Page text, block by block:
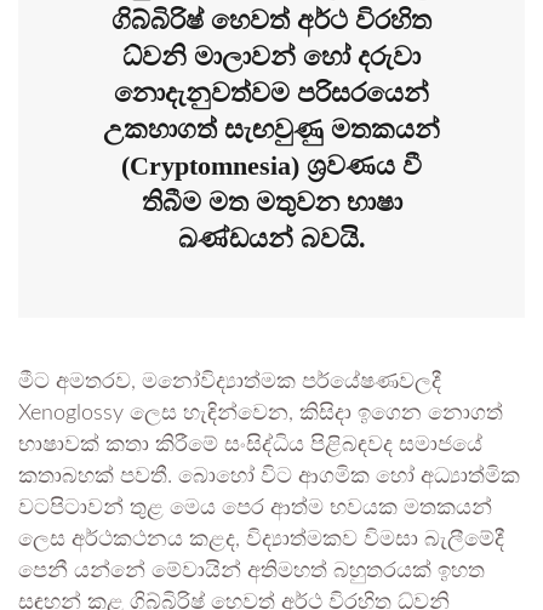
ගිබ්බිරිෂ් හෙවත් අර්ථ විරහිත
ධ්වනි මාලාවන් හෝ දරුවා
නොදැනුවත්වම පරිසරයෙන්
උකහාගත් සැඟවුණු මතකයන්
(Cryptomnesia) ශ්‍රවණය වී
තිබීම මත මතුවන භාෂා
ඛණ්ඩයන් බවයි.
මීට අමතරව, මනෝවිද්‍යාත්මක පර්යේෂණවලදී
Xenoglossy ලෙස හැඳින්වෙන, කිසිදා ඉගෙන නොගත්
භාෂාවක් කතා කිරීමේ සංසිද්ධිය පිළිබඳවද සමාජයේ
කතාබහක් පවතී. බොහෝ විට ආගමික හෝ අධ්‍යාත්මික
වටපිටාවන් තුළ මෙය පෙර ආත්ම භවයක මතකයන්
ලෙස අර්ථකථනය කළද, විද්‍යාත්මකව විමසා බැලීමේදී
පෙනී යන්නේ මේවායින් අතිමහත් බහුතරයක් ඉහත
සඳහන් කළ ගිබ්බිරිෂ් හෙවත් අර්ථ විරහිත ධ්වනි